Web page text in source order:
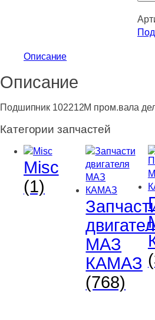
Описание
Описание
Подшипник 102212М пром.вала
Категории запчастей
Misc
(1)
МАЗ
КАМАЗ
(768)